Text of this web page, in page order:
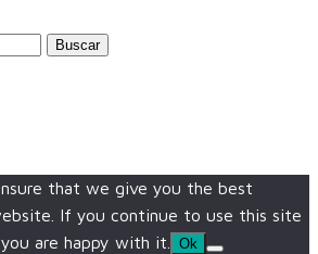
that we give you the best
If you continue to use this site
are happy with it.
Ok